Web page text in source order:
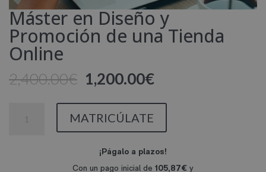
Máster en Diseño y
Promoción de una Tienda
Online
2,400.00€ El
original
era:
1,200.00€El
actual
es:
MATRICÚLATE